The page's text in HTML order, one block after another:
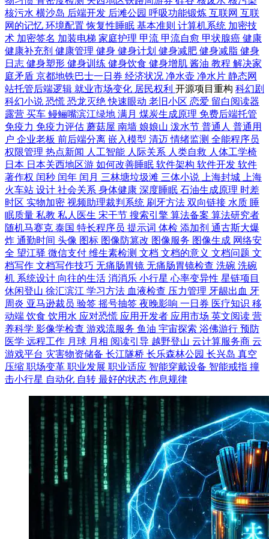
核污水 横沙岛 后端开发 后滩公园 呼吸功能锻炼 互联网 互联
网的记忆 环境配置恢复性睡眠 基本准则 计算机系统 加密技
术 加密签名 加装电梯 家庭护理 甲流 甲流自愈 甲状腺癌 健康
健康补充剂 健康管理 健身 健身计划 健身减肥 健身减脂 健身
日志 健身塑形 健身训练 健身饮食 健身增肌 酱油 教程 解决家
庭矛盾 京都地铁巴士一日券 经济状况 净水壶 净水片 静态网
站托管后端逻辑 就业市场变化 居民权利 开源项目重构 科幻剧
科幻小说 恐慌 恐龙灭绝快速眼动 老旧小区 恋爱 留白阅读器
露营 买车 鳗鲡嘴滨江绿地 满月 煤炭生成原理 免费后端托管
免疫力 免疫力评估 蘑菇屋 南墙 娘娘山 泼水节 普通人 普通用
户 企业老板 前后端分离 嵌入模型 清迈情绪监测 全能程序员
权限管理 热点新闻 人工智能 人际关系 人类自救 人体工学椅
日本 日本关西地区游 如何改善睡眠 软件架构 软件开发 软件
著作权 闰秒 闰年 闰月 三林塘垃圾滩 三体小说 上海封城
上海
火车站 设计 社会关系 身体健康 深度睡眠 石油生成原理 时差
时区 实物加密 视频助理裁判系统 刷牙方法 双向链接 水质 睡
眠质量 私教 私人医生 宋干节 搜索引擎 算法备案 算法研究者
随机马赛克 泰国 特长程序员 提示词 体检 添加剂 通古斯大爆
炸 通勤时间 头像 图标 图像防篡改 图像服务 图像生成 网络安
全 望江驿 微信支付 维生素检测 文档 文档的意义 文档问题 文
档写作 文档写作技巧 无痛肠胃镜 无痛肠胃镜检查 洗碗 洗碗
机 系统设计 向往的生活 消消乐 小行星 心率变异性 星链项目
休闲登山 徐汇滨江 学习方法 血液检查 压力管理 牙龈出血 牙
周炎 亚马逊裁员 验签 摇号抽签 夜晚影响 一日券 医疗知识 移
动端 饮食 饮用水 应对恐慌 应用开发者 应用市场 英文阅读 营
养科学 影像学检查 游戏流服务 鱼油 宇宙探索 浴佛游行 预防
医学 远程工作 月球 月相 阅读引导 越野登山 云计算服务商 云
游戏平台 灾害物资储备 长江隧桥 长乐森林公园 长兴岛 真空
压缩 职场变革 职业发展 职业适应 智能穿戴设备 智能戒指 撞
击小行星 自动化 自转 最好的状态 作息规律